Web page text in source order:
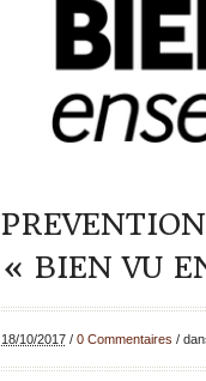
« BIEN VU
18/10/2017/ 0 Commentaires /